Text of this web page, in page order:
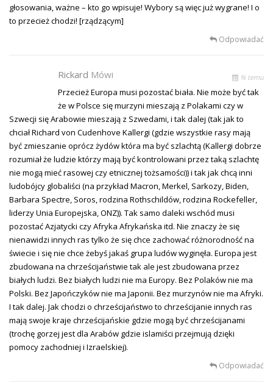
głosowania, ważne – kto go wpisuje! Wybory są więc już wygrane! I o
to przecież chodzi! [rządzącym]
Odpowiadać
Rickard Mówi % temu
Przecież Europa musi pozostać biała. Nie może być tak
że w Polsce się murzyni mieszają z Polakami czy w
Szwecji się Arabowie mieszają z Szwedami, i tak dalej (tak jak to
chciał Richard von Cudenhove Kallergi (gdzie wszystkie rasy mają
być zmieszanie oprócz żydów która ma być szlachtą (Kallergi dobrze
rozumiał że ludzie którzy mają być kontrolowani przez taką szlachtę
nie mogą mieć rasowej czy etnicznej tożsamości)) i tak jak chcą inni
ludobójcy globaliści (na przykład Macron, Merkel, Sarkozy, Biden,
Barbara Spectre, Soros, rodzina Rothschildów, rodzina Rockefeller,
liderzy Unia Europejska, ONZ)). Tak samo daleki wschód musi
pozostać Azjatycki czy Afryka Afrykańska itd. Nie znaczy że się
nienawidzi innych ras tylko że się chce zachować różnorodność na
świecie i się nie chce żebyś jakaś grupa ludów wyginęła. Europa jest
zbudowana na chrześcijaństwie tak ale jest zbudowana przez
białych ludzi. Bez białych ludzi nie ma Europy. Bez Polaków nie ma
Polski. Bez Japończyków nie ma Japonii. Bez murzynów nie ma Afryki.
I tak dalej. Jak chodzi o chrześcijaństwo to chrześcijanie innych ras
mają swoje kraje chrześcijańskie gdzie mogą być chrześcijanami
(trochę gorzej jest dla Arabów gdzie islamiści przejmują dzięki
pomocy zachodniej i Izraelskiej).
Odpowiadać